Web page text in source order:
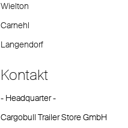
Wielton
Carnehl
Langendorf
Kontakt
- Headquarter -
Cargobull Trailer Store GmbH